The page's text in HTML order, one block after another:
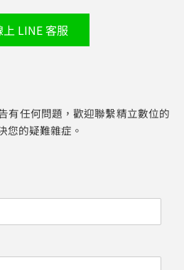
上 LINE 客服
有任何問題，歡迎聯繫精立數位的
您的疑難雜症。